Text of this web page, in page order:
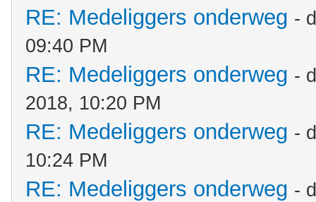
RE: Medeliggers onderweg -
09:40 PM
RE: Medeliggers onderweg -
2018, 10:20 PM
RE: Medeliggers onderweg -
10:24 PM
RE: Medeliggers onderweg -